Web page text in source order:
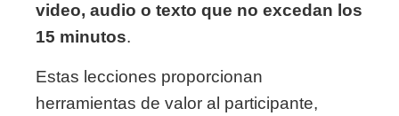
video, audio o texto que no excedan los
15 minutos.
Estas lecciones proporcionan
herramientas de valor al participante,